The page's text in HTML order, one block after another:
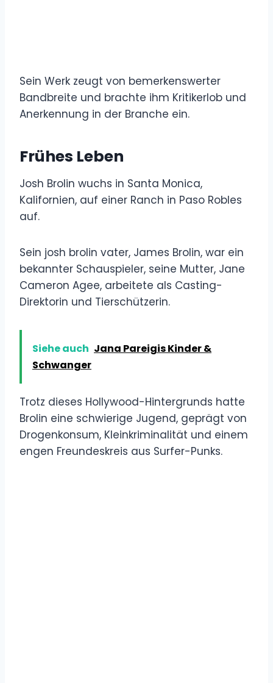
Sein Werk zeugt von bemerkenswerter
Bandbreite und brachte ihm Kritikerlob und
Anerkennung in der Branche ein.
Frühes Leben
Josh Brolin wuchs in Santa Monica,
Kalifornien, auf einer Ranch in Paso Robles
auf.
Sein josh brolin vater, James Brolin, war ein
bekannter Schauspieler, seine Mutter, Jane
Cameron Agee, arbeitete als Casting-
Direktorin und Tierschützerin.
Siehe auch Jana Pareigis Kinder &
Schwanger
Trotz dieses Hollywood-Hintergrunds hatte
Brolin eine schwierige Jugend, geprägt von
Drogenkonsum, Kleinkriminalität und einem
engen Freundeskreis aus Surfer-Punks.